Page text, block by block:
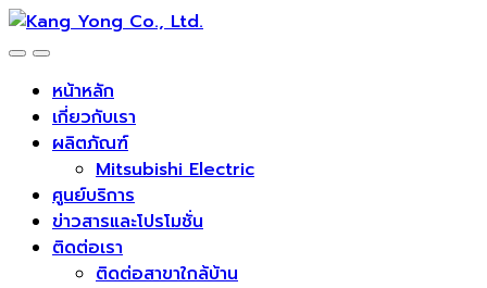
Skip
to
Skip
to
หน้าหลัก
เกี่ยวกับเรา
ผลิตภัณฑ์
Mitsubishi Electric
ศูนย์บริการ
ข่าวสารและโปรโมชั่น
ติดต่อเรา
ติดต่อสาขาใกล้บ้าน